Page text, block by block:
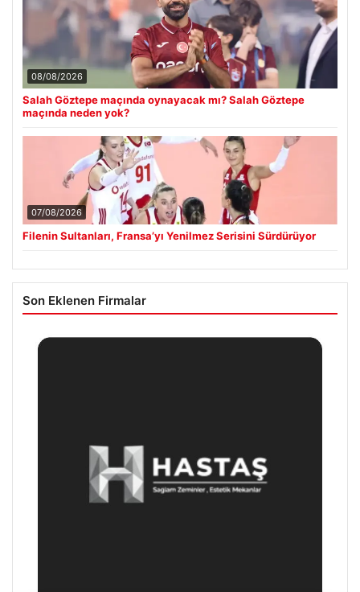
08/08/2026
Salah Göztepe maçında oynayacak mı? Salah Göztepe
maçında neden yok?
07/08/2026
Filenin Sultanları, Fransa’yı Yenilmez Serisini Sürdürüyor
Son Eklenen Firmalar